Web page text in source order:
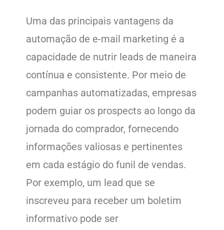
Uma das principais vantagens da
automação de e-mail marketing é a
capacidade de nutrir leads de maneira
contínua e consistente. Por meio de
campanhas automatizadas, empresas
podem guiar os prospects ao longo da
jornada do comprador, fornecendo
informações valiosas e pertinentes
em cada estágio do funil de vendas.
Por exemplo, um lead que se
inscreveu para receber um boletim
informativo pode ser